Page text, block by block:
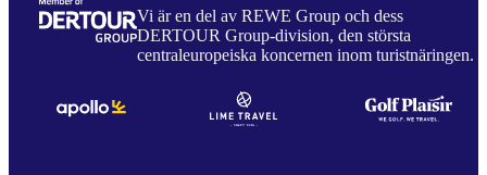
Vi är en del av REWE Group och dess
DERTOUR Group-division, den största
centraleuropeiska koncernen inom turistnäringen.